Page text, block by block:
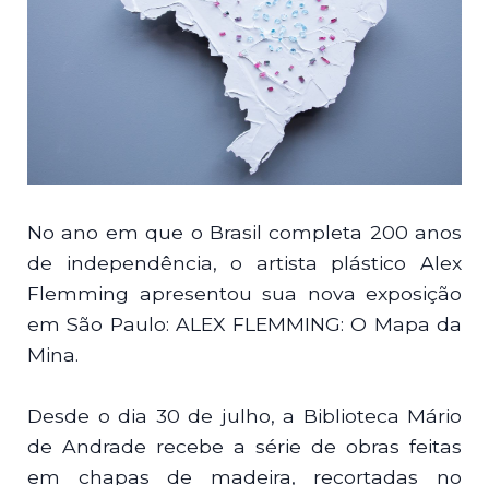
No ano em que o Brasil completa 200 anos
de independência, o artista plástico Alex
Flemming apresentou sua nova exposição
em São Paulo: ALEX FLEMMING: O Mapa da
Mina.
Desde o dia 30 de julho, a Biblioteca Mário
de Andrade recebe a série de obras feitas
em chapas de madeira, recortadas no